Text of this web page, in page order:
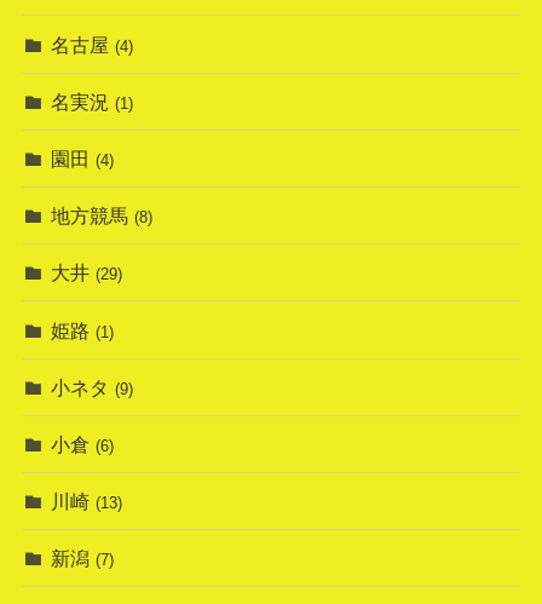
名古屋 (4)
名実況 (1)
園田 (4)
地方競馬 (8)
大井 (29)
姫路 (1)
小ネタ (9)
小倉 (6)
川崎 (13)
新潟 (7)